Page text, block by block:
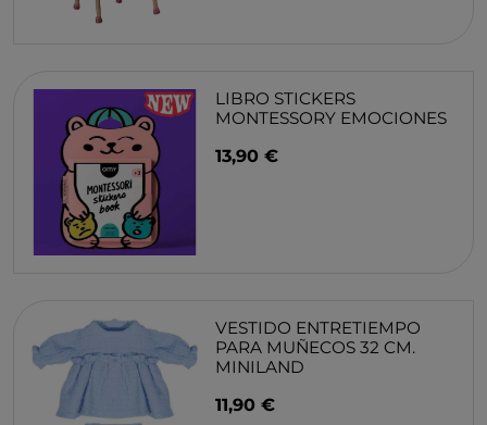
LIBRO STICKERS
MONTESSORY EMOCIONES
13,90 €
VESTIDO ENTRETIEMPO
PARA MUÑECOS 32 CM.
MINILAND
11,90 €